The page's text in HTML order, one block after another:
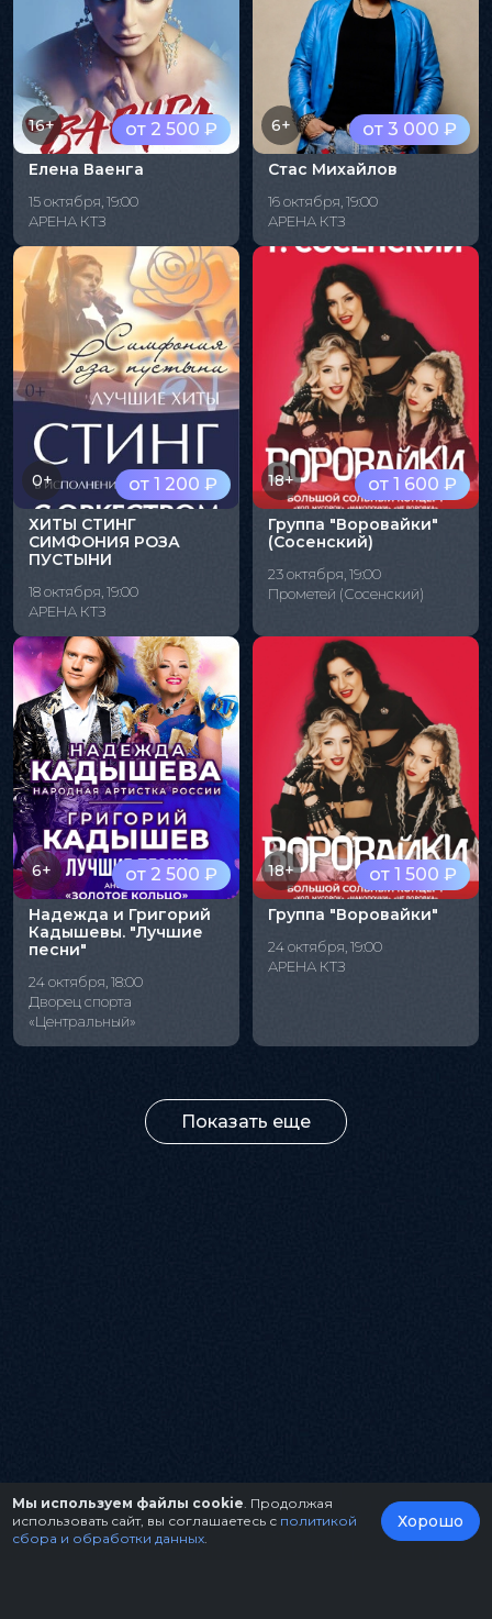
от 2 500 ₽
16+
Елена Ваенга
15 октября, 19:00
АРЕНА КТЗ
от 3 000 ₽
6+
Стас Михайлов
16 октября, 19:00
АРЕНА КТЗ
от 1 200 ₽
0+
ХИТЫ СТИНГ
СИМФОНИЯ РОЗА
ПУСТЫНИ
18 октября, 19:00
АРЕНА КТЗ
от 1 600 ₽
18+
Группа "Воровайки"
(Сосенский)
23 октября, 19:00
Прометей (Сосенский)
от 2 500 ₽
6+
Надежда и Григорий
Кадышевы. "Лучшие
песни"
24 октября, 18:00
Дворец спорта
«Центральный»
от 1 500 ₽
18+
Группа "Воровайки"
24 октября, 19:00
АРЕНА КТЗ
Показать еще
Мы используем файлы cookie . Продолжая
использовать сайт, вы соглашаетесь с политикой
сбора и обработки данных
Хорошо